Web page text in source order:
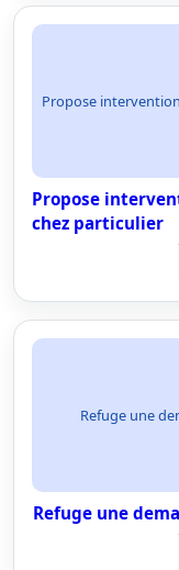
Propose
Propose
chez particulier
Refuge une
Refuge une